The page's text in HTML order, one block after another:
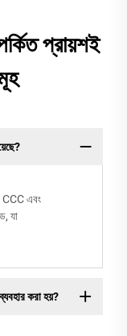
প্রায়শই
CCC এবং
যা
করা হয়?